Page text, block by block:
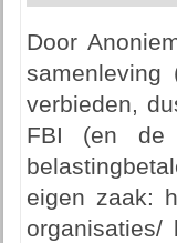
Door
verbieden,
FBI (en
eigen zaak: